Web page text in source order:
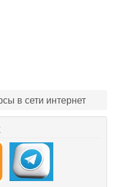
в сети интернет